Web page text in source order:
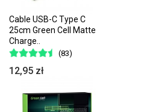
Cable USB-C Type C
25cm Green Cell Matte
Charge..
(83)
12,95 zł